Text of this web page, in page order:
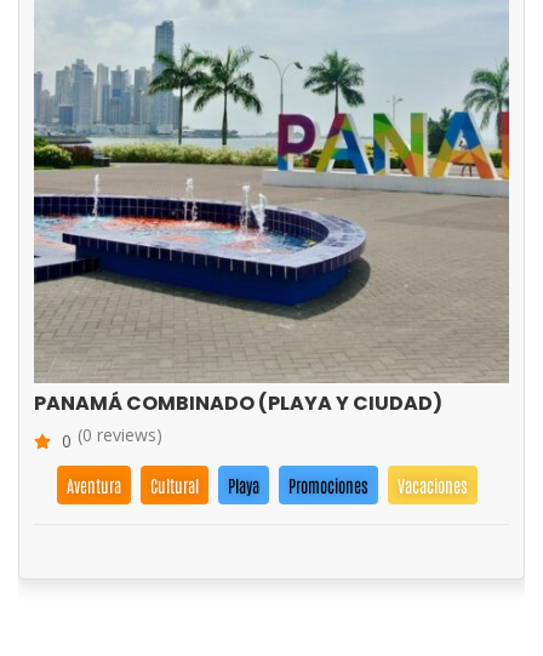
PANAMÁ COMBINADO (PLAYA Y CIUDAD)
0 (0 reviews)
Aventura Cultural Playa Promociones Vacaciones